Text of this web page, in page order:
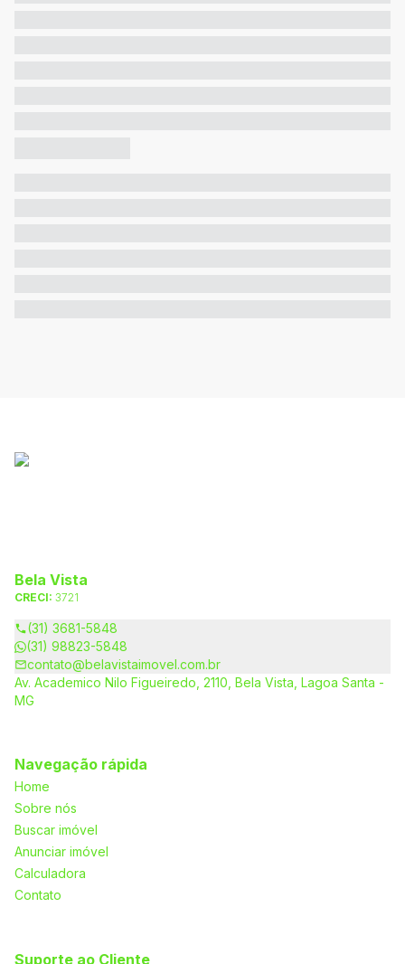
Bela Vista
CRECI: 3721
(31) 3681-5848
(31) 98823-5848
contato@belavistaimovel.com.br
Av. Academico Nilo Figueiredo, 2110, Bela Vista, Lagoa Santa -
MG
Navegação rápida
Home
Sobre nós
Buscar imóvel
Anunciar imóvel
Calculadora
Contato
Suporte ao Cliente